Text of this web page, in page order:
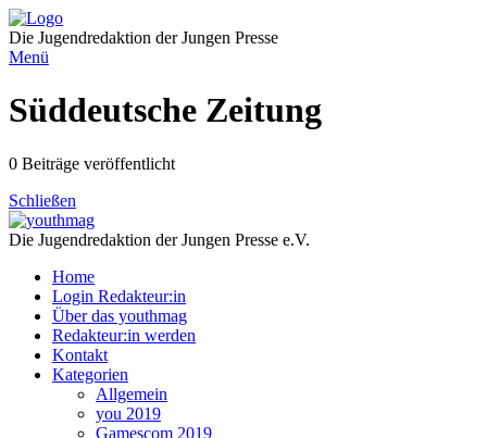
Direkt
zum
Inhalt
Die Jugendredaktion der Jungen Presse
Menü
Süddeutsche Zeitung
0 Beiträge veröffentlicht
Schließen
Die Jugendredaktion der Jungen Presse e.V.
Home
Login Redakteur:in
Über das youthmag
Redakteur:in werden
Kontakt
Kategorien
Allgemein
you 2019
Gamescom 2019